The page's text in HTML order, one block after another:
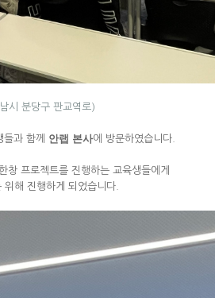
시 분당구 판교역로)
과 함께 안랩 본사에 방문하였습니다.
창 프로젝트를 진행하는 교육생들에게
위해 진행하게 되었습니다.